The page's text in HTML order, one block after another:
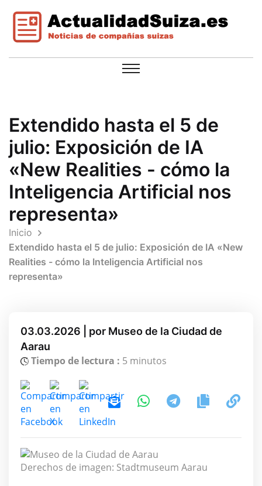
Extendido hasta el 5 de
julio: Exposición de IA
«New Realities - cómo la
Inteligencia Artificial nos
representa»
Inicio
Extendido hasta el 5 de julio: Exposición de IA «New
Realities - cómo la Inteligencia Artificial nos
representa»
03.03.2026 | por Museo de la Ciudad de
Aarau
Tiempo de lectura : 5 minutos
Derechos de imagen: Stadtmuseum Aarau